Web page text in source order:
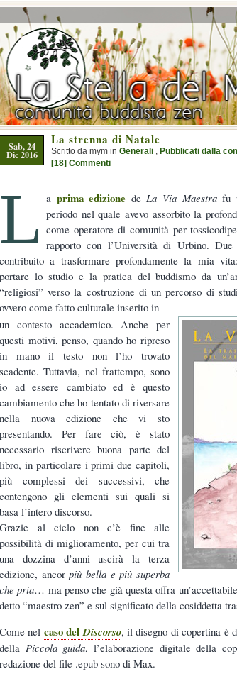
Sab, 24
Dic 2016
La strenna di Natale
Scritto da mym in Generali
Pubblicati dalla
[18] Commenti
L a prima edizione deLa Via Maestrafu
periodo nel quale avevo assorbito la
come operatore di comunità per
rapporto con l’Università di Urbino.
contribuito a trasformare profondamente la mia
portare lo studio e la pratica del buddismo da
“religiosi” verso la costruzione di un percorso di
ovvero come fatto culturale inserito in
un contesto accademico. Anche per
questi motivi, penso, quando ho ripreso
in mano il testo non l’ho trovato
scadente. Tuttavia, nel frattempo, sono
io ad essere cambiato ed è questo
cambiamento che ho tentato di riversare
nella nuova edizione che vi sto
presentando. Per fare ciò, è stato
necessario riscrivere buona parte del
libro, in particolare i primi due capitoli,
più complessi dei successivi, che
contengono gli elementi sui quali si
basa l’intero discorso.
Grazie al cielo non c’è fine alle
possibilità di miglioramento, per cui tra
una dozzina d’anni uscirà la terza
edizione, ancorpiù bella e più superba
che pria… ma penso che già questa offra
detto “maestro zen” e sul significato della cosiddetta
Come nel caso delDiscorso, il disegno di copertina è
della Piccola guida, l’elaborazione digitale della
redazione del file .epub sono di Max.